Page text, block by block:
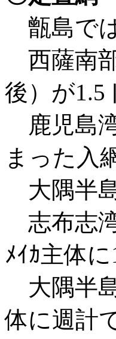
甑島で
西薩南
後）が1.5
鹿児島
まった入
大隅半
志布志
ﾒｲｶ主体
大隅半
体に週計